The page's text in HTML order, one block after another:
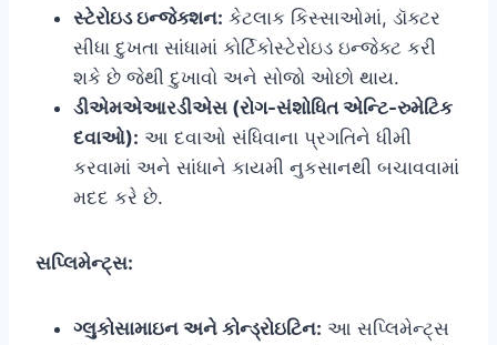
સ્ટેરોઇડ ઇન્જેક્શન: કેટલાક કિસ્સાઓમાં, ડૉક્ટર
સીધા દુખતા સાંધામાં કોર્ટિકોસ્ટેરોઇડ ઇન્જેક્ટ કરી
શકે છે જેથી દુખાવો અને સોજો ઓછો થાય.
ડીએમએઆરડીએસ (રોગ-સંશોધિત એન્ટિ-રુમેટિક
દવાઓ): આ દવાઓ સંધિવાના પ્રગતિને ધીમી
કરવામાં અને સાંધાને કાયમી નુકસાનથી બચાવવામાં
મદદ કરે છે.
સપ્લિમેન્ટ્સ:
ગ્લુકોસામાઇન અને કોન્ડ્રોઇટિન: આ સપ્લિમેન્ટ્સ